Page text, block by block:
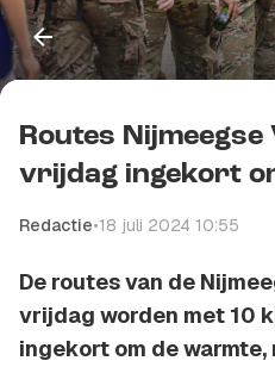
Routes
vrijdag ingekort
Redactie•18 juli 2024 10:55
De routes van de
vrijdag worden met 10
ingekort om de